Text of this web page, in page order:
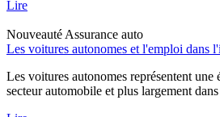
Lire
Nouveauté Assurance auto
Les voitures autonomes et l'emploi dans
Les voitures autonomes représentent
secteur automobile et plus largement